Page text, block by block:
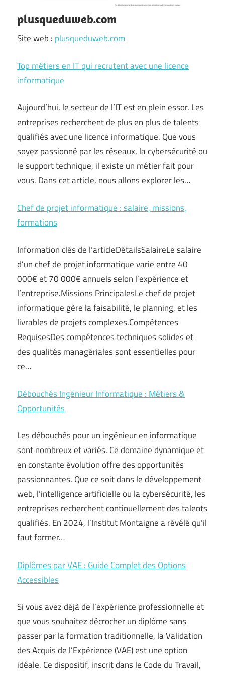
plusqueduweb.com
Site web : plusqueduweb.com
Top métiers en IT qui recrutent avec une licence
informatique
Aujourd’hui, le secteur de l’IT est en plein essor. Les
entreprises recherchent de plus en plus de talents
qualifiés avec une licence informatique. Que vous
soyez passionné par les réseaux, la cybersécurité ou
le support technique, il existe un métier fait pour
vous. Dans cet article, nous allons explorer les…
Chef de projet informatique : salaire, missions,
formations
Information clés de l’articleDétailsSalaireLe salaire
d’un chef de projet informatique varie entre 40
000€ et 70 000€ annuels selon l’expérience et
l’entreprise.Missions PrincipalesLe chef de projet
informatique gère la faisabilité, le planning, et les
livrables de projets complexes.Compétences
RequisesDes compétences techniques solides et
des qualités managériales sont essentielles pour
ce…
Débouchés Ingénieur Informatique : Métiers &
Opportunités
Les débouchés pour un ingénieur en informatique
sont nombreux et variés. Ce domaine dynamique et
en constante évolution offre des opportunités
passionnantes. Que ce soit dans le développement
web, l’intelligence artificielle ou la cybersécurité, les
entreprises recherchent continuellement des talents
qualifiés. En 2024, l’Institut Montaigne a révélé qu’il
faut former…
Diplômes par VAE : Guide Complet des Options
Accessibles
Si vous avez déjà de l’expérience professionnelle et
que vous souhaitez décrocher un diplôme sans
passer par la formation traditionnelle, la Validation
des Acquis de l’Expérience (VAE) est une option
idéale. Ce dispositif, inscrit dans le Code du Travail,